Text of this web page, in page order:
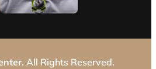
All Rights Reserved.